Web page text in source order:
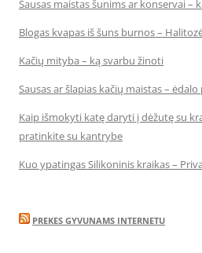
Sausas maistas šunims ar konservai –
Blogas kvapas iš šuns burnos –
Kačių mityba – ką svarbu žinoti
Sausas ar šlapias kačių maistas –
Kaip išmokyti katę daryti į dėžutę su
pratinkite su kantrybe
Kuo ypatingas Silikoninis kraikas –
PREKES GYVUNAMS INTERNETU